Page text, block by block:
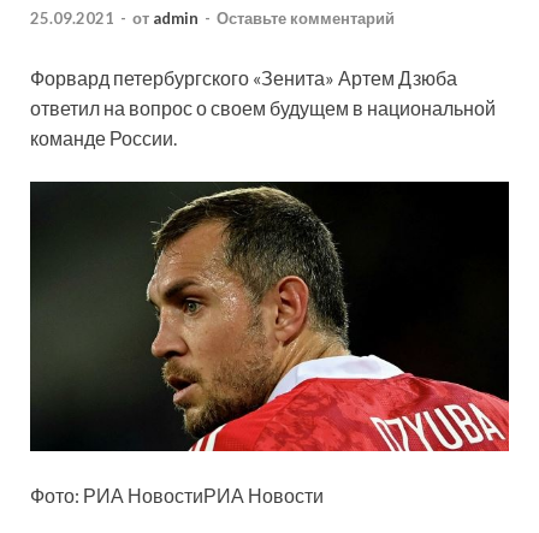
25.09.2021 - от admin - Оставьте комментарий
Форвард петербургского «Зенита» Артем Дзюба
ответил на вопрос о своем будущем в национальной
команде России.
Фото: РИА НовостиРИА Новости